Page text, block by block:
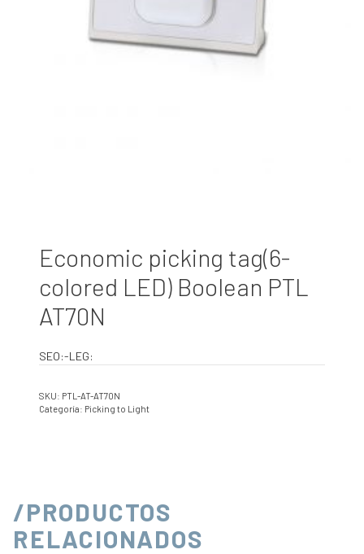
Economic picking tag(6-
colored LED) Boolean PTL
AT70N
SEO:-LEG:
SKU: PTL-AT-AT70N
Categoría: Picking to Light
/PRODUCTOS
RELACIONADOS